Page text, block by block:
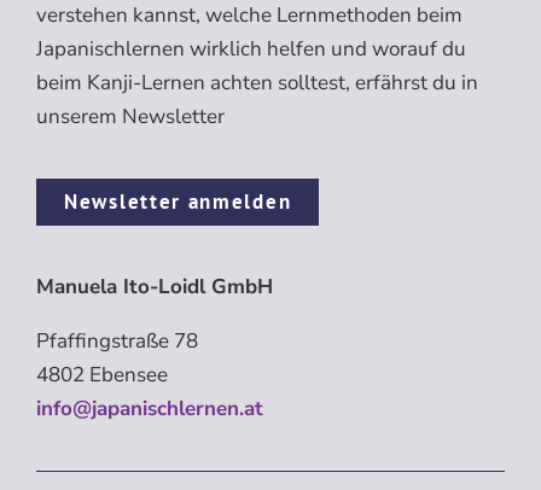
verstehen kannst, welche Lernmethoden beim
Japanischlernen wirklich helfen und worauf du
beim Kanji-Lernen achten solltest, erfährst du in
unserem Newsletter
Newsletter anmelden
Manuela Ito-Loidl GmbH
Pfaffingstraße 78
4802 Ebensee
info@japanischlernen.at